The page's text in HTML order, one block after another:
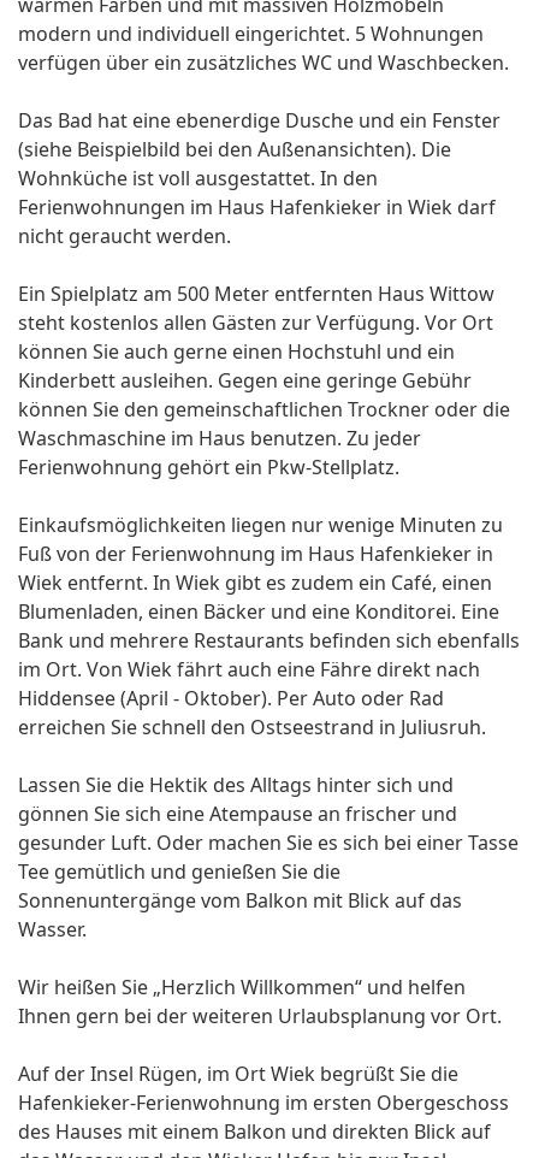
modern und individuell eingerichtet. 5 Wohnungen
verfügen über ein zusätzliches WC und Waschbecken.
Das Bad hat eine ebenerdige Dusche und ein Fenster
(siehe Beispielbild bei den Außenansichten). Die
Wohnküche ist voll ausgestattet. In den
Ferienwohnungen im Haus Hafenkieker in Wiek darf
nicht geraucht werden.
Ein Spielplatz am 500 Meter entfernten Haus Wittow
steht kostenlos allen Gästen zur Verfügung. Vor Ort
können Sie auch gerne einen Hochstuhl und ein
Kinderbett ausleihen. Gegen eine geringe Gebühr
können Sie den gemeinschaftlichen Trockner oder die
Waschmaschine im Haus benutzen. Zu jeder
Ferienwohnung gehört ein Pkw-Stellplatz.
Einkaufsmöglichkeiten liegen nur wenige Minuten zu
Fuß von der Ferienwohnung im Haus Hafenkieker in
Wiek entfernt. In Wiek gibt es zudem ein Café, einen
Blumenladen, einen Bäcker und eine Konditorei. Eine
Bank und mehrere Restaurants befinden sich ebenfalls
im Ort. Von Wiek fährt auch eine Fähre direkt nach
Hiddensee (April - Oktober). Per Auto oder Rad
erreichen Sie schnell den Ostseestrand in Juliusruh.
Lassen Sie die Hektik des Alltags hinter sich und
gönnen Sie sich eine Atempause an frischer und
gesunder Luft. Oder machen Sie es sich bei einer Tasse
Tee gemütlich und genießen Sie die
Sonnenuntergänge vom Balkon mit Blick auf das
Wasser.
Wir heißen Sie „Herzlich Willkommen“ und helfen
Ihnen gern bei der weiteren Urlaubsplanung vor Ort.
Auf der Insel Rügen, im Ort Wiek begrüßt Sie die
Hafenkieker-Ferienwohnung im ersten Obergeschoss
des Hauses mit einem Balkon und direkten Blick auf